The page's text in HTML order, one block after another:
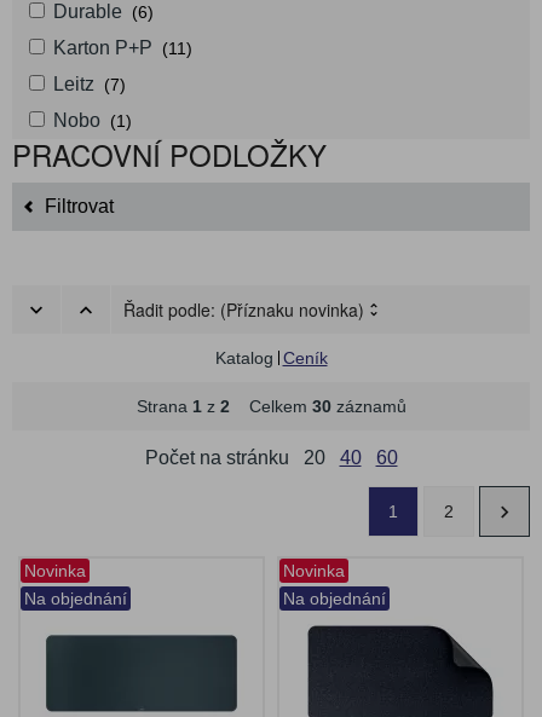
Durable (6)
Karton P+P (11)
Leitz (7)
Nobo (1)
PRACOVNÍ PODLOŽKY
Filtrovat
Řadit podle: (Příznaku novinka)
Katalog Ceník
Strana 1z 2 Celkem 30záznamů
Počet na stránku 20 40 60
1 2
Novinka
Na objednání
Novinka
Na objednání